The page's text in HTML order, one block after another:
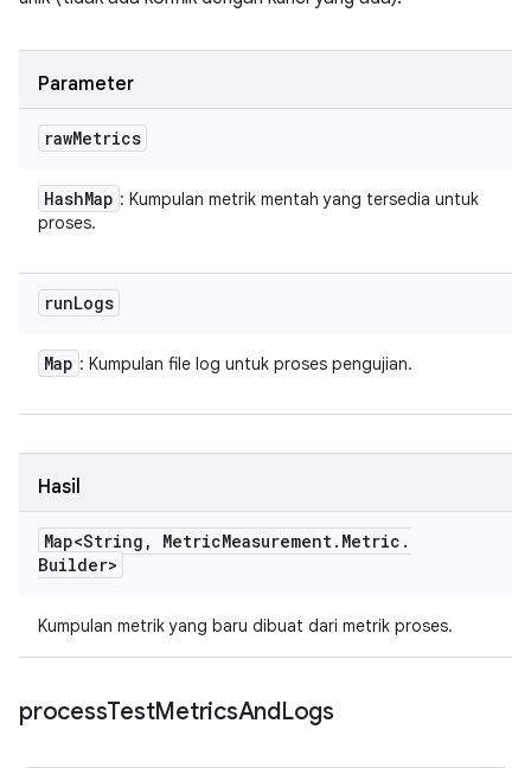
Parameter
rawMetrics
HashMap : Kumpulan metrik mentah yang tersedia untuk
proses.
runLogs
Map : Kumpulan file log untuk proses pengujian.
Hasil
Map<String , MetricMeasurement. Metric .
Builder>
Kumpulan metrik yang baru dibuat dari metrik proses.
processTestMetricsAndLogs